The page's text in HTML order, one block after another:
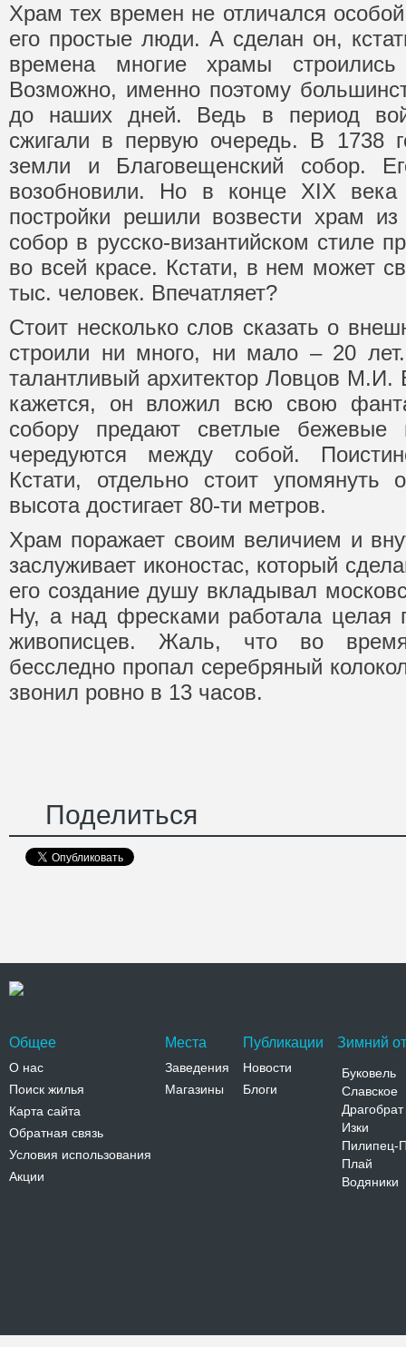
Храм тех времен не отличался
его простые люди. А сделан он,
времена многие храмы
Возможно, именно поэтому
до наших дней. Ведь в период
сжигали в первую очередь. В 1738
земли и Благовещенский собор.
возобновили. Но в конце XIX
постройки решили возвести храм
собор в русско-византийском стиле
во всей красе. Кстати, в нем может
тыс. человек. Впечатляет?
Стоит несколько слов сказать о
строили ни много, ни мало – 20
талантливый архитектор Ловцов М.И.
кажется, он вложил всю свою
собору предают светлые
чередуются между собой.
Кстати, отдельно стоит упомянуть
высота достигает 80-ти метров.
Храм поражает своим величием и
заслуживает иконостас, который
его создание душу вкладывал
Ну, а над фресками работала целая
живописцев. Жаль, что во
бесследно пропал серебряный
звонил ровно в 13 часов.
Поделиться
Общее
О нас
Поиск жилья
Карта сайта
Обратная связь
Условия использования
Акции
Места
Заведения
Магазины
Публикации
Новости
Блоги
Зимний
Буковель
Славское
Драгобрат
Изки
Пилипец-
Плай
Водяники